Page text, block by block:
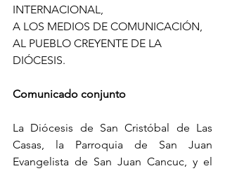
INTERNACIONAL,
A LOS MEDIOS DE COMUNICACIÓN,
AL PUEBLO CREYENTE DE LA
DIÓCESIS.
Comunicado conjunto
La Diócesis de San Cristóbal de Las
Casas, la Parroquia de San Juan
Evangelista de San Juan Cancuc, y el